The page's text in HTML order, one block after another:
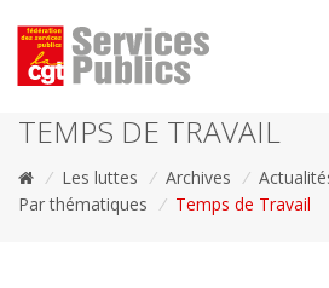
TEMPS DE TRAVAIL
/ Les luttes / Archives /
Par thématiques / Temps de Travail